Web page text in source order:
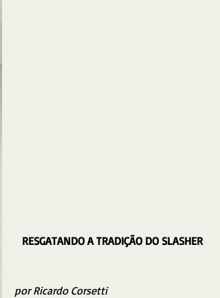
RESGATANDO A TRADIÇÃO DO SLASHER
por Ricardo Corsetti